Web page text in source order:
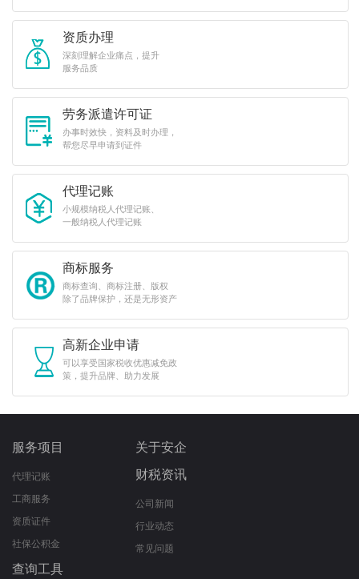
资质办理
深刻理解企业痛点，提升
服务品质
劳务派遣许可证
办事时效快，资料及时办理，
帮您尽早申请到证件
代理记账
小规模纳税人代理记账、
一般纳税人代理记账
商标服务
商标查询、商标注册、版权
除了品牌保护，还是无形资产
高新企业申请
可以享受国家税收优惠减免政
策，提升品牌、助力发展
服务项目
代理记账
工商服务
资质证件
社保公积金
关于安企
财税资讯
公司新闻
行业动态
常见问题
查询工具